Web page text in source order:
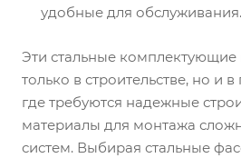
удобные для обслуживания.
Эти стальные комплектующие
только в строительстве, но и
где требуются надежные
материалы для монтажа
систем. Выбирая стальные